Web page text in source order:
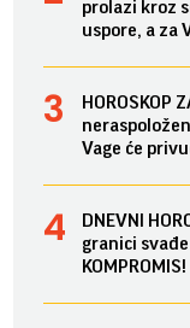
prolazi kroz
uspore, a za
HOROSKOP
Vage će
DNEVNI
granici
KOMPROMIS!